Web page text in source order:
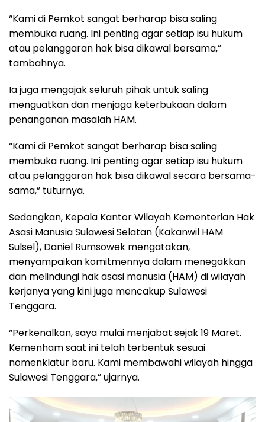
“Kami di Pemkot sangat berharap bisa saling
membuka ruang. Ini penting agar setiap isu hukum
atau pelanggaran hak bisa dikawal bersama,”
tambahnya.
Ia juga mengajak seluruh pihak untuk saling
menguatkan dan menjaga keterbukaan dalam
penanganan masalah HAM.
“Kami di Pemkot sangat berharap bisa saling
membuka ruang. Ini penting agar setiap isu hukum
atau pelanggaran hak bisa dikawal secara bersama-
sama,” tuturnya.
Sedangkan, Kepala Kantor Wilayah Kementerian Hak
Asasi Manusia Sulawesi Selatan (Kakanwil HAM
Sulsel), Daniel Rumsowek mengatakan,
menyampaikan komitmennya dalam menegakkan
dan melindungi hak asasi manusia (HAM) di wilayah
kerjanya yang kini juga mencakup Sulawesi
Tenggara.
“Perkenalkan, saya mulai menjabat sejak 19 Maret.
Kemenham saat ini telah terbentuk sesuai
nomenklatur baru. Kami membawahi wilayah hingga
Sulawesi Tenggara,” ujarnya.